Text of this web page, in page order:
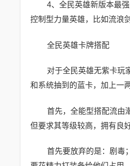
4、全民英雄新版本最
控制型力量英雄，比如流浪
全民英雄卡牌搭配
对于全民英雄无紫卡玩
和系统抽到的蓝卡，加上一
首先，全能型搭配流由
但要求其等级较高，拥有良
首先要放弃的是：剧毒